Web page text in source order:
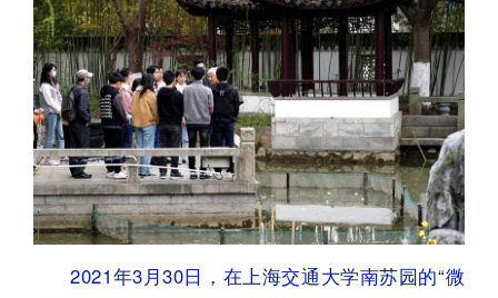
2021年3月30日，在上海交通大学南苏园的“微